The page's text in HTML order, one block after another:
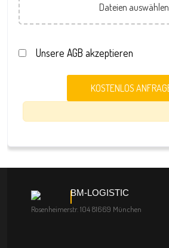
Dateien auswählen
Unsere AGB akzeptieren
BM-LOGISTIC
Rosenheimerstr. 104 81669 München